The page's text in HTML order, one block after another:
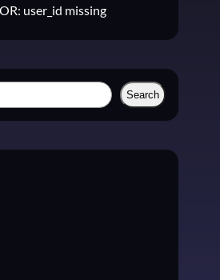
user_id missing
Search